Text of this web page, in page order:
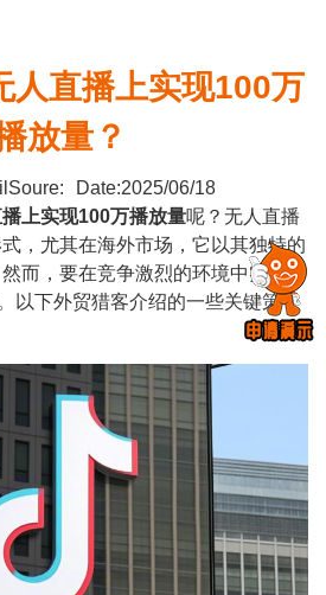
人直播上实现100万
放量？
Date:2025/06/18
上实现100万播放量呢？无人直播
，尤其在海外市场，它以其独特的
而，要在竞争激烈的环境中实现
以下外贸猎客介绍的一些关键策